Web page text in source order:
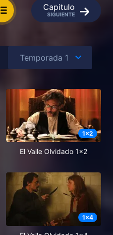
Capitulo
SIGUIENTE
1x2
El Valle Olvidado 1x2
1x4